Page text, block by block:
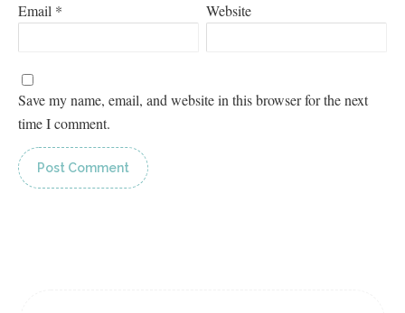
Email * Website
Save my name, email, and website in this browser for the next
time I comment.